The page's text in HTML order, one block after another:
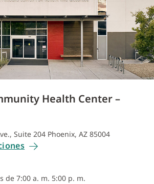
Health Center –
Suite 204 Phoenix, AZ 85004
de 7:00 a. m. 5:00 p. m.